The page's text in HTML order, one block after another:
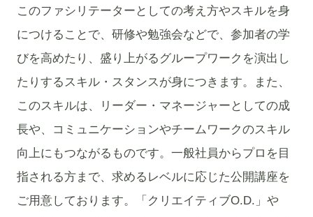
このファシリテーターとしての考え方やスキルを身
につけることで、研修や勉強会などで、参加者の学
びを高めたり、盛り上がるグループワークを演出し
たりするスキル・スタンスが身につきます。また、
このスキルは、リーダー・マネージャーとしての成
長や、コミュニケーションやチームワークのスキル
向上にもつながるものです。一般社員からプロを目
指される方まで、求めるレベルに応じた公開講座を
ご用意しております。「クリエイティブO.D.」や